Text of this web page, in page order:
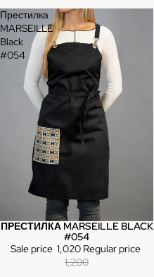
Престилка
MARSEILLE
Black
#054
Sale
ПРЕСТИЛКА MARSEILLE BLACK
#054
Sale price 1,020 Regular price
1,200